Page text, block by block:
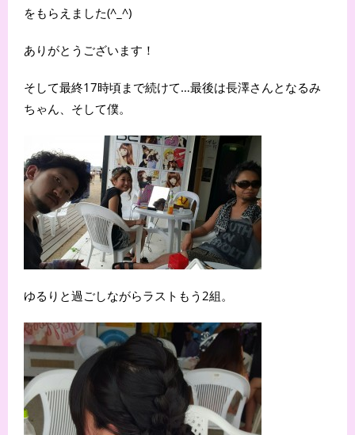
をもらえました(^_^)
ありがとうございます！
そして最終17時頃まで続けて…最後は長澤さんとなるみ
ちゃん、そして僕。
ゆるりと過ごしながらラストもう2組。